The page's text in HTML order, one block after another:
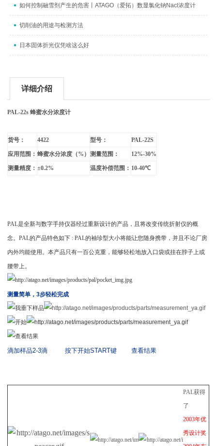
如何控制融雪剂产生的危害丨ATAGO（爱拓）数显氯化钠Nacl浓度计
切削油的用途与检测方法
日本固体折光仪凭啥这么好
详细介绍
PAL-22s蜂蜜水分浓度计
货号： 4422 型号： PAL-22S
应用范围： 蜂蜜水分浓度（%） 测量范围： 12%-30%
测量精度： ±0.2% 温度补偿范围： 10-40℃
PAL是全新与数字手持仪器经过重新设计的产品，且将改变传统折射仪的概
念。PAL的产品特色如下 : PAL的袖珍型大小将能让您随身携带，并且不论厂房
内外均能使用。本产品只有一百公克重，能够轻松地放入口袋或挂在脖子上或
腰带上。
测量简单，3步轻松完成
滴加样品2-3滴 按下开始START键 查看结果
PAL获得
了
2003年优
秀设计奖